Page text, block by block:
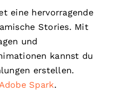
eine hervorragende
Stories. Mit
und
kannst du
erstellen.
Adobe Spark.